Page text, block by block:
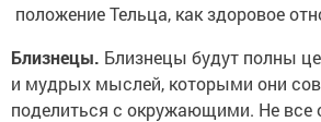
положение Тельца, как здоровое
Близнецы. Близнецы будут полны
и мудрых мыслей, которыми они
поделиться с окружающими. Не все